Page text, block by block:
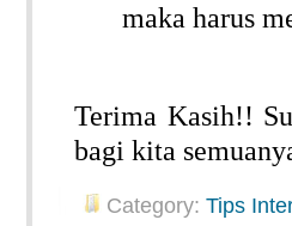
maka harus
Terima Kasih!!
bagi kita
Category: Tips